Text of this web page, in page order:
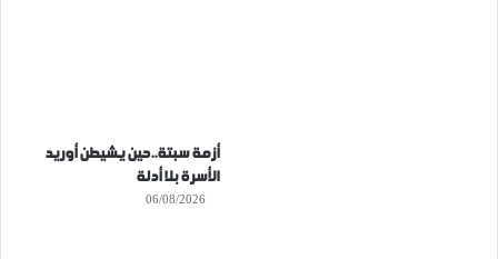
أزمة سبتة..حين يشيطن أوريد
الأسرة بلا أدلة
06/08/2026